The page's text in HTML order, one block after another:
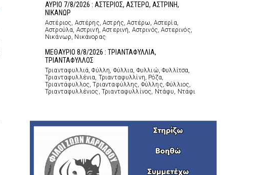
ΑΥΡΙΟ 7/8/2026 : ΑΣΤΕΡΙΟΣ, ΑΣΤΕΡΩ, ΑΣΤΡΙΝΗ,
ΝΙΚΑΝΩΡ
Αστέριος, Αστέρης, Αστρής, Αστέρω, Αστερία,
Αστρούλα, Αστρινή, Αστερινή, Αστρινός, Αστερινός,
Νικάνωρ, Νικάνορας
ΜΕΘΑΥΡΙΟ 8/8/2026 : ΤΡΙΑΝΤΑΦΥΛΛΙΑ,
ΤΡΙΑΝΤΑΦΥΛΛΟΣ
Τριανταφυλλιά, Φύλλη, Φύλλια, Φυλλιώ, Φυλλίτσα,
Τριανταφυλλένια, Τριανταφυλλίνη, Ρόζα,
Τριαντάφυλλος, Τριανταφύλλης, Φύλλης, Φύλλιος,
Τριανταφυλλένιος, Τριανταφυλλίνος, Ντάφυ, Ντάφι